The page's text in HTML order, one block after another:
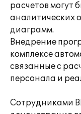
расчетов могут
аналитических
диаграмм.
Внедрение
комплексе
связанные с
персонала и
Сотрудниками